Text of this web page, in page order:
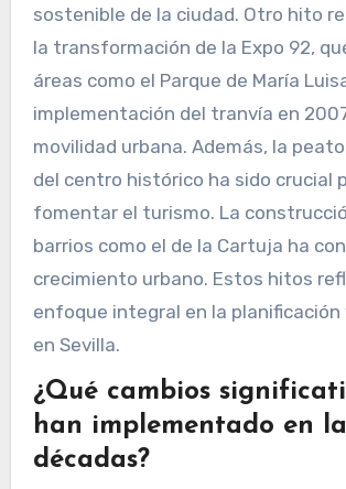
sostenible de la ciudad. Otro hito
la transformación de la Expo 92,
áreas como el Parque de María
implementación del tranvía en
movilidad urbana. Además, la
del centro histórico ha sido crucial
fomentar el turismo. La
barrios como el de la Cartuja ha
crecimiento urbano. Estos hitos
enfoque integral en la planificación
en Sevilla.
¿Qué cambios
han implementado en
décadas?